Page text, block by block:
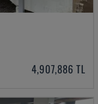
4,907,886 TL